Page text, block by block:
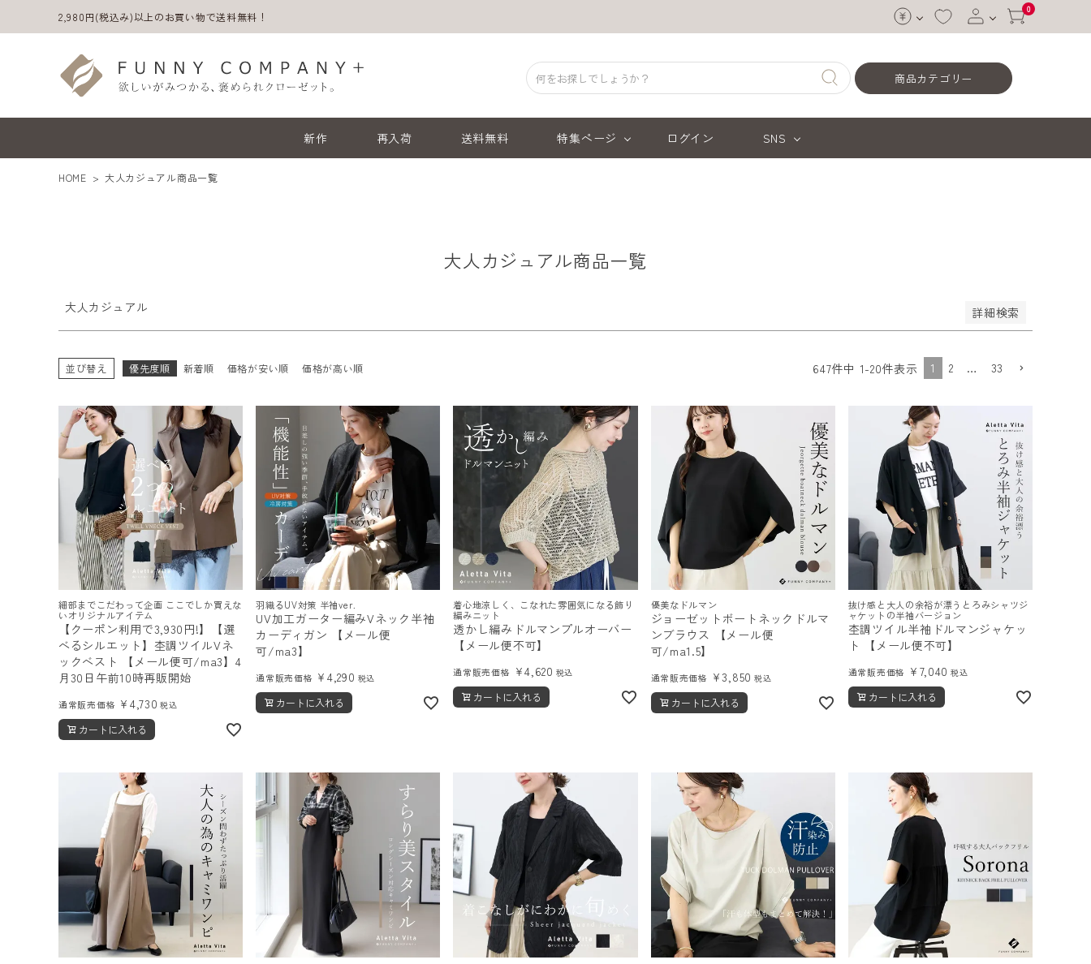
2,980円(税込み)以上のお買い物で送料無料！
会員登録
0
商品カテゴリー
新作 再入荷 送料無料 特集ページ ログイン SNS
ログイン
レディーストップス
レディースボトムス
ファッション雑貨
会員ステージ特典プログラムについて
HOME 大人カジュアル商品一覧
大人カジュアル商品一覧
大人カジュアル 詳細検索
価格
〜
商品タグ
セール
限定 再入荷 翌日発送
カラー
予約商品のみを表示
並び替え 優先度順 新着順 価格が安い順 価格が高い順 647件中 1-20件表示 1 2 … 33
細部までこだわって企画 ここでしか買えな
いオリジナルアイテム
【クーポン利用で3,930円!】【選
べるシルエット】杢調ツイルVネ
ックベスト 【メール便可/ma3】4
月30日午前10時再販開始
通常販売価格 ¥ 4,730 税込
カートに入れる
羽織るUV対策 半袖ver.
UV加工ガーター編みVネック半袖
カーディガン 【メール便
可/ma3】
通常販売価格 ¥4,290 税込
カートに入れる
着心地涼しく、こなれた雰囲気になる飾り
編みニット
透かし編みドルマンプルオーバー
【メール便不可】
通常販売価格 ¥4,620 税込
カートに入れる
優美なドルマン
ジョーゼットボートネックドルマ
ンブラウス 【メール便
可/ma1.5】
通常販売価格 ¥3,850 税込
カートに入れる
抜け感と大人の余裕が漂うとろみシャツジ
ャケットの半袖バージョン
杢調ツイル半袖ドルマンジャケッ
ト 【メール便不可】
通常販売価格 ¥ 7,040 税込
カートに入れる